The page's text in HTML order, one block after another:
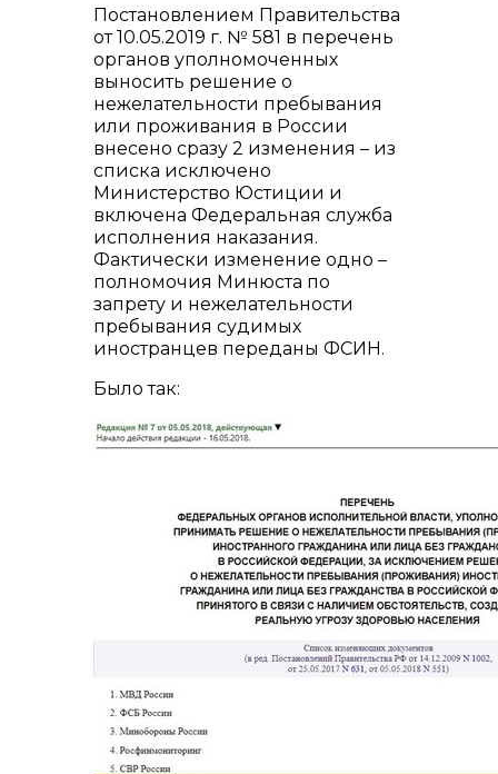
Постановлением Правительства
от 10.05.2019 г. № 581 в перечень
органов уполномоченных
выносить решение о
нежелательности пребывания
или проживания в России
внесено сразу 2 изменения – из
списка исключено
Министерство Юстиции и
включена Федеральная служба
исполнения наказания.
Фактически изменение одно –
полномочия Минюста по
запрету и нежелательности
пребывания судимых
иностранцев переданы ФСИН.
Было так: